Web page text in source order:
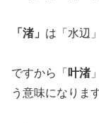
「渚」 は「水辺
ですから「 叶渚
う意味になりま